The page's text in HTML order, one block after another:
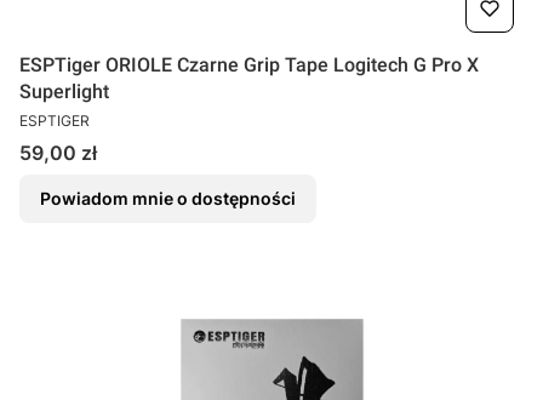
ESPTiger ORIOLE Czarne Grip Tape Logitech G Pro X
Superlight
PRODUCENT
ESPTIGER
Cena
59,00 zł
Powiadom mnie o dostępności